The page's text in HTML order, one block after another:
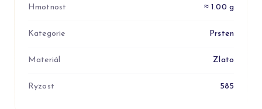
Hmotnost ≈ 1.00 g
Kategorie Prsten
Materiál Zlato
Ryzost 585